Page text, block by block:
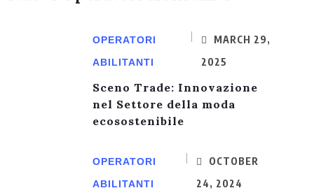
OPERATORI
ABILITANTI
MARCH 29,
2025
Sceno Trade: Innovazione
nel Settore della moda
ecosostenibile
OPERATORI
ABILITANTI
OCTOBER
24, 2024